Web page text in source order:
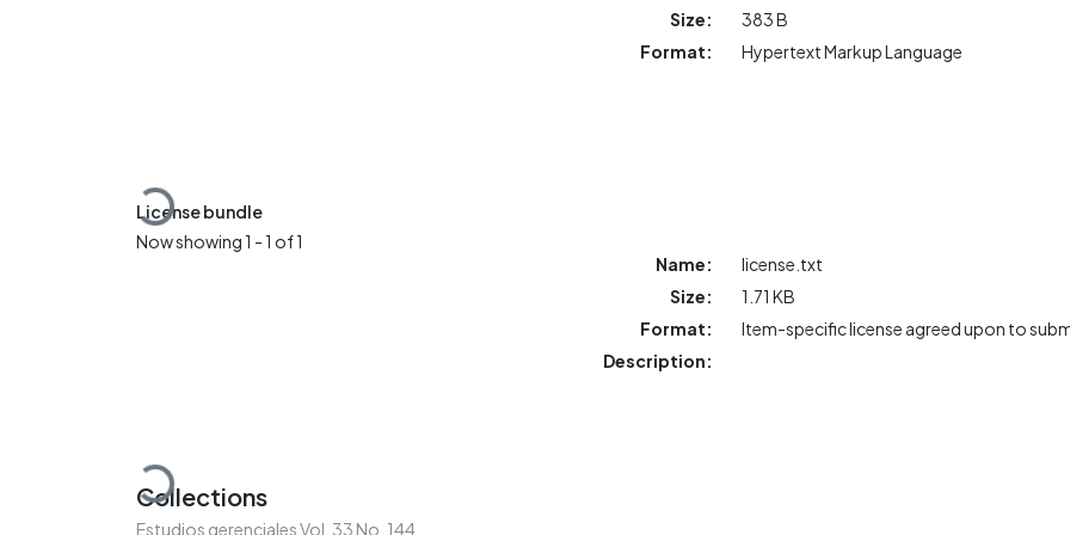
Loading...
Size:
383 B
Format:
Hypertext Markup Language
License bundle
Now showing1 - 1 of 1
Loading...
Name:
license.txt
Size:
1.71 KB
Format:
Item-specific license agreed upon to
Description:
Collections
Estudios gerenciales Vol. 33 No. 144